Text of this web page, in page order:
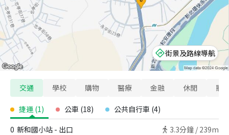
街景及路線導航
交通 學校 購物 醫療 金融 休閒 寵
捷運 (1) 公車 (18) 公共自行車 (4)
0 新和國小站 - 出口 3.3分鐘 / 239m